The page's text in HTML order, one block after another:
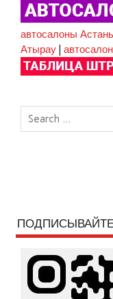
автосалоны
Атырау |